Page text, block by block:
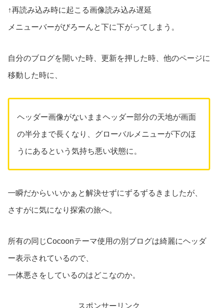
↑再読み込み時に起こる画像読み込み遅延
メニューバーがびろーんと下に下がってしまう。
自分のブログを開いた時、更新を押した時、他のページに
移動した時に、
ヘッダー画像がないままヘッダー部分の天地が画面
の半分まで長くなり、グローバルメニューが下のほ
うにあるという気持ち悪い状態に。
一瞬だからいいかぁと解決せずにずるずるきましたが、
さすがに気になり探索の旅へ。
所有の同じCocoonテーマ使用の別ブログは綺麗にヘッダ
ー表示されているので、
一体悪さをしているのはどこなのか。
スポンサーリンク